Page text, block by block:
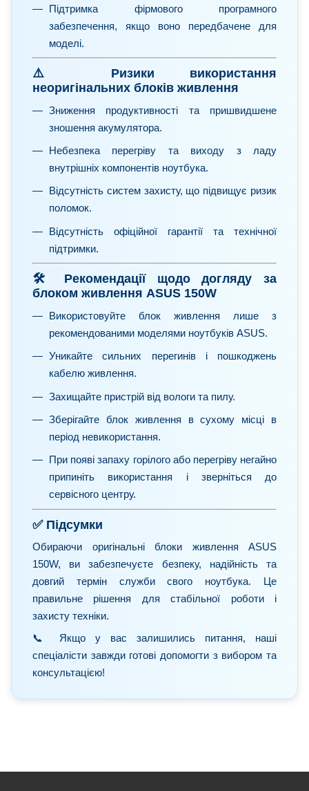
Підтримка фірмового програмного
забезпечення, якщо воно передбачене для
моделі.
⚠️ Ризики використання
неоригінальних блоків живлення
Зниження продуктивності та пришвидшене
зношення акумулятора.
Небезпека перегріву та виходу з ладу
внутрішніх компонентів ноутбука.
Відсутність систем захисту, що підвищує ризик
поломок.
Відсутність офіційної гарантії та технічної
підтримки.
🛠 Рекомендації щодо догляду за
блоком живлення ASUS 150W
Використовуйте блок живлення лише з
рекомендованими моделями ноутбуків ASUS.
Уникайте сильних перегинів і пошкоджень
кабелю живлення.
Захищайте пристрій від вологи та пилу.
Зберігайте блок живлення в сухому місці в
період невикористання.
При появі запаху горілого або перегріву негайно
припиніть використання і зверніться до
сервісного центру.
✅ Підсумки
Обираючи оригінальні блоки живлення ASUS
150W, ви забезпечуєте безпеку, надійність та
довгий термін служби свого ноутбука. Це
правильне рішення для стабільної роботи і
захисту техніки.
📞 Якщо у вас залишились питання, наші
спеціалісти завжди готові допомогти з вибором та
консультацією!